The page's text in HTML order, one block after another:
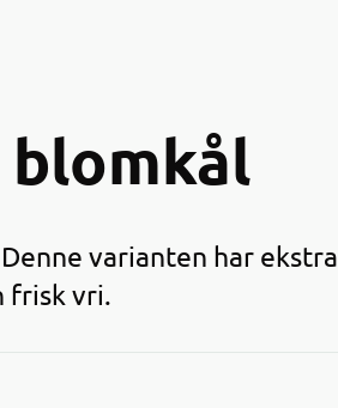
blomkål
varianten har ekstra
frisk vri.